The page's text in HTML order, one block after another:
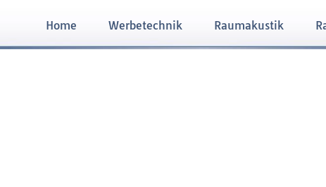
Home Werbetechnik Raumakustik